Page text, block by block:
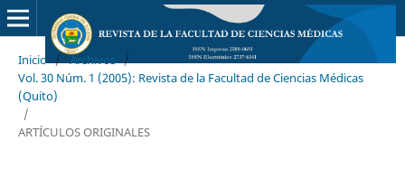
Inicio / Archivos /
Vol. 30 Núm. 1 (2005): Revista de la Facultad de Ciencias Médicas
(Quito)
/
ARTÍCULOS ORIGINALES